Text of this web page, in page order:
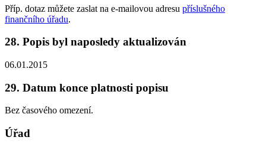
Příp. dotaz můžete zaslat na e-mailovou adresu příslušného
finančního úřadu.
28. Popis byl naposledy aktualizován
06.01.2015
29. Datum konce platnosti popisu
Bez časového omezení.
Úřad